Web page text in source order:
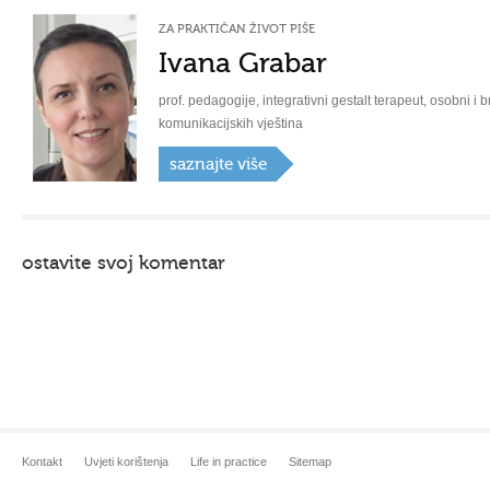
ZA PRAKTIČAN ŽIVOT PIŠE
Ivana Grabar
prof. pedagogije, integrativni gestalt terapeut, osobni i
komunikacijskih vještina
saznajte više
ostavite svoj komentar
Kontakt Uvjeti korištenja Life in practice Sitemap